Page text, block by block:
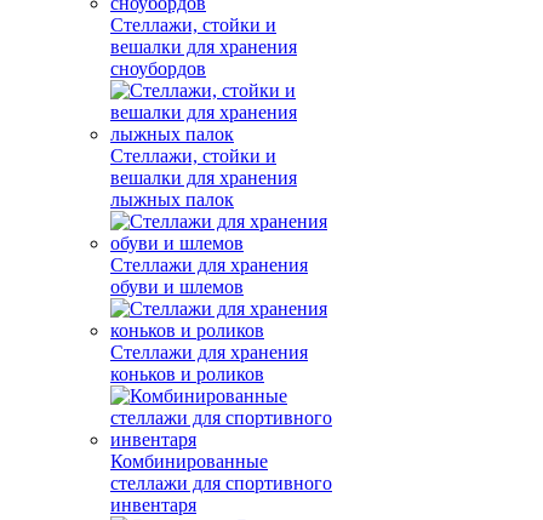
Стеллажи, стойки и
вешалки для хранения
сноубордов
Стеллажи, стойки и
вешалки для хранения
лыжных палок
Стеллажи для хранения
обуви и шлемов
Стеллажи для хранения
коньков и роликов
Комбинированные
стеллажи для спортивного
инвентаря